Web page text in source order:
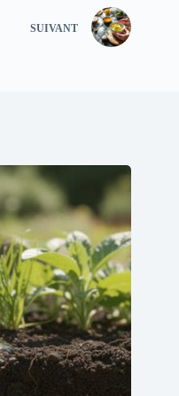
SUIVANT